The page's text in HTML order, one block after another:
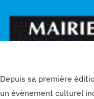
Depuis sa première
un évènement culturel